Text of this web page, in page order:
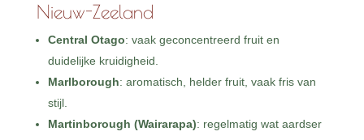
Nieuw-Zeeland
Central Otago: vaak geconcentreerd fruit en
duidelijke kruidigheid.
Marlborough: aromatisch, helder fruit, vaak fris van
stijl.
Martinborough (Wairarapa): regelmatig wat aardser